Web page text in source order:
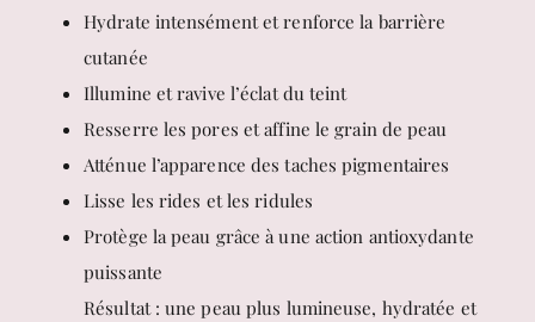
Hydrate intensément et renforce la barrière
cutanée
Illumine et ravive l’éclat du teint
Resserre les pores et affine le grain de peau
Atténue l’apparence des taches pigmentaires
Lisse les rides et les ridules
Protège la peau grâce à une action antioxydante
puissante
Résultat : une peau plus lumineuse, hydratée et